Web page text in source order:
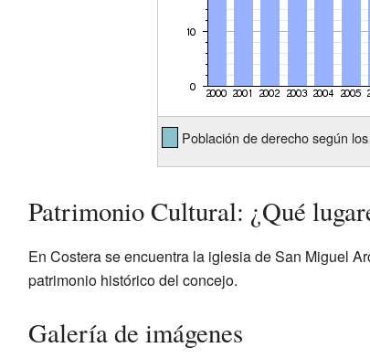
Población de derecho según
Patrimonio Cultural: ¿Qué
En Costera se encuentra la iglesia de San Miguel
patrimonio histórico del concejo.
Galería de imágenes